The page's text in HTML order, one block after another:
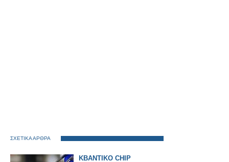
ΣΧΕΤΙΚΑ ΑΡΘΡΑ
KBANTIKO CHIP